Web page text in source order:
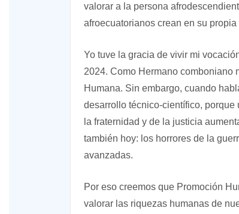
valorar a la persona
afroecuatorianos crean en su
Yo tuve la gracia de vivir mi
2024. Como Hermano comboniano
Humana. Sin embargo, cuando
desarrollo técnico-científico,
la fraternidad y de la justicia
también hoy: los horrores de la
avanzadas.
Por eso creemos que Promoción
valorar las riquezas humanas de